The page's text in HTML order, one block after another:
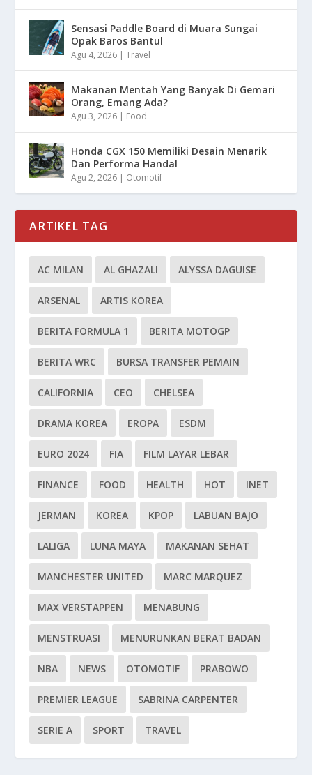
Sensasi Paddle Board di Muara Sungai
Opak Baros Bantul
Agu 4, 2026 |Travel
Makanan Mentah Yang Banyak Di Gemari
Orang, Emang Ada?
Agu 3, 2026 | Food
Honda CGX 150 Memiliki Desain Menarik
Dan Performa Handal
Agu 2, 2026 | Otomotif
ARTIKEL TAG
AC MILAN AL GHAZALI ALYSSA DAGUISE
ARSENAL ARTIS KOREA
BERITA FORMULA 1 BERITA MOTOGP
BERITA WRC BURSA TRANSFER PEMAIN
CALIFORNIA CEO CHELSEA
DRAMA KOREA EROPA ESDM
EURO 2024 FIA FILM LAYAR LEBAR
FINANCE FOOD HEALTH HOT INET
JERMAN KOREA KPOP LABUAN BAJO
LALIGA LUNA MAYA MAKANAN SEHAT
MANCHESTER UNITED MARC MARQUEZ
MAX VERSTAPPEN MENABUNG
MENSTRUASI MENURUNKAN BERAT BADAN
NBA NEWS OTOMOTIF PRABOWO
PREMIER LEAGUE SABRINA CARPENTER
SERIE A SPORT TRAVEL